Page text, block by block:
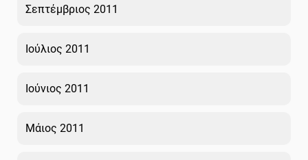
Σεπτέμβριος 2011
Ιούλιος 2011
Ιούνιος 2011
Μάιος 2011